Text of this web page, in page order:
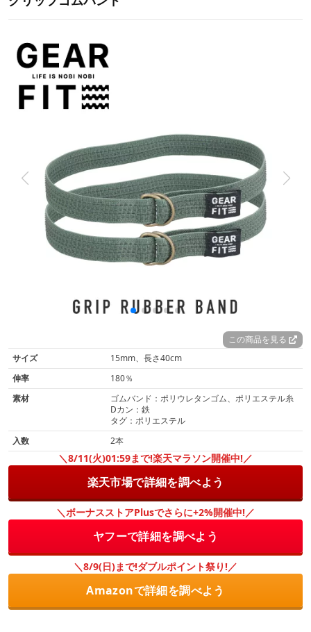
この商品を見る
サイズ
15mm、長さ40cm
伸率
180％
素材
ゴムバンド：ポリウレタンゴム、ポリエステル糸
Dカン：鉄
タグ：ポリエステル
入数
2本
＼8/11(火)01:59まで!楽天マラソン開催中!／
楽天市場で詳細を調べよう
＼ボーナスストアPlusでさらに+2%開催中!／
ヤフーで詳細を調べよう
＼8/9(日)まで!ダブルポイント祭り!／
Amazonで詳細を調べよう